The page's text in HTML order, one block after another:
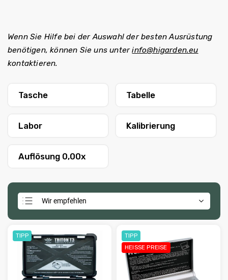
Wenn Sie Hilfe bei der Auswahl der besten Ausrüstung
benötigen, können Sie uns unterinfo@higarden.eu
kontaktieren.
Tasche Tabelle
Labor Kalibrierung
Auflösung 0,00x
Wir empfehlen
Teuerste
Meistverkauft
Alphabetisch
TIPP
TIPP
HEISSE PREISE